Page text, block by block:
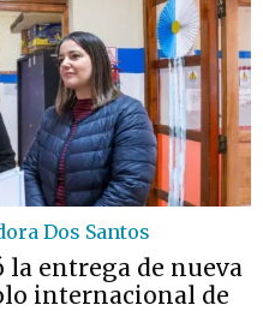
Dos Santos
la entrega de nueva
internacional de